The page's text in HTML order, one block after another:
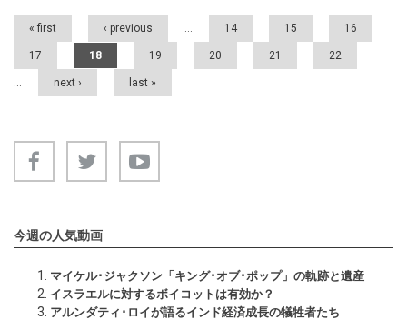
Pages
« first ‹ previous … 14 15 16
17 18 19 20 21 22
… next › last »
今週の人気動画
マイケル･ジャクソン「キング･オブ･ポップ」の軌跡と遺産
イスラエルに対するボイコットは有効か？
アルンダティ･ロイが語るインド経済成長の犠牲者たち